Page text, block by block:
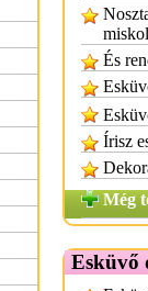
És
Írisz
Még
Esküvő